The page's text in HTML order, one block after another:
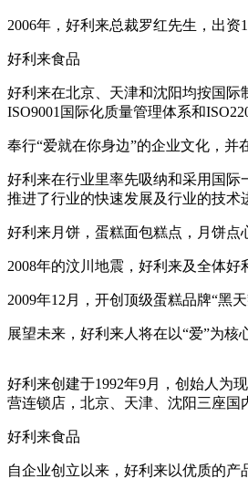
2006年，好利来总裁罗红先生，出
好利来食品
好利来在北京、天津和沈阳均按国
ISO9001国际化质量管理体系和
奉行“爱就在你身边”的企业文化，
好利来在行业里率先吸纳和采用国
推进了行业的快速发展及行业的技术
好利来月饼，蛋糕面包糕点，月饼点
2008年的汶川地震，好利来及全体
2009年12月，开创顶级蛋糕品牌“黑
展望未来，好利来人将在以“爱”为
好利来创建于1992年9月，创始人为
营连锁店，北京、天津、沈阳三座国
好利来食品
自企业创立以来，好利来以优质的产